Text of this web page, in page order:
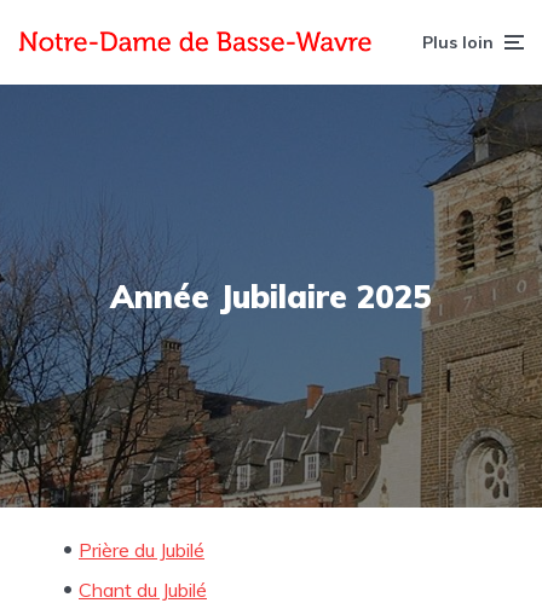
Plus loin
Année Jubilaire 2025
Prière du Jubilé
Chant du Jubilé